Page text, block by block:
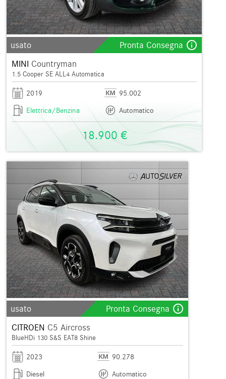
usato Pronta Consegna info_outline
MINI Countryman
1.5 Cooper SE ALL4 Automatica
2019
95.002
Elettrica/Benzina
Automatico
18.900 €
usato Pronta Consegna info_outline
CITROEN C5 Aircross
BlueHDi 130 S&S EAT8 Shine
2023
90.278
Diesel
Automatico